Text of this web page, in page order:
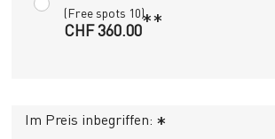
(Free spots 10)
CHF 360.00**
Im Preis inbegriffen: *